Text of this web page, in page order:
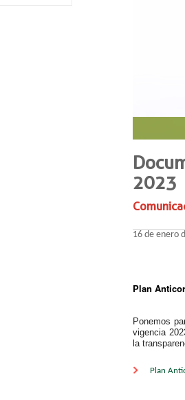
2023
16 de enero
Plan
Ponemos
vigencia
la
Plan